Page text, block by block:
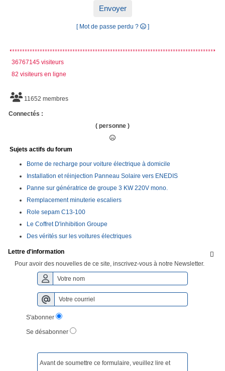
Envoyer
[ Mot de passe perdu ? ]
36767145 visiteurs
82 visiteurs en ligne
11652 membres
Connectés :
( personne )
Sujets actifs du forum
Borne de recharge pour voiture électrique à domicile
Installation et réinjection Panneau Solaire vers ENEDIS
Panne sur génératrice de groupe 3 KW 220V mono.
Remplacement minuterie escaliers
Role sepam C13-100
Le Coffret D'inhibition Groupe
Des vérités sur les voitures électriques

Lettre d'information
Pour avoir des nouvelles de ce site, inscrivez-vous à notre Newsletter.
S'abonner
Se désabonner
Avant de soumettre ce formulaire, veuillez lire et